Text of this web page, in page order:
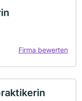
Firma bewerten